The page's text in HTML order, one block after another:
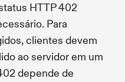
HTTP 402
Para
clientes devem
ao servidor em um
depende de